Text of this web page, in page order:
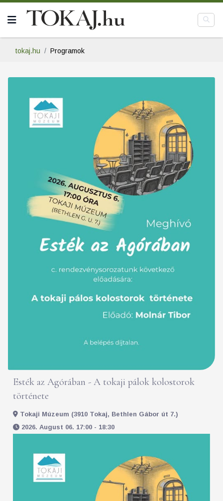
tokaj.hu Programok
Esték az Agórában - A tokaji pálok kolostorok
története
Tokaji Múzeum (3910 Tokaj, Bethlen Gábor út 7.)
2026. August 06. 17:00 - 18:30